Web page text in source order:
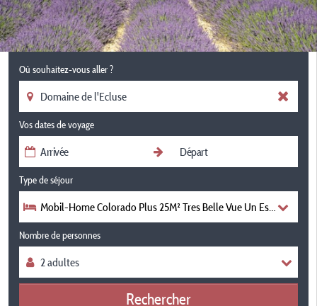
Où souhaitez-vous aller ?
Vos dates de voyage
Type de séjour
Mobil-Home Colorado Plus 25M² Tres Belle Vue Un Espace
Nombre de personnes
Rechercher